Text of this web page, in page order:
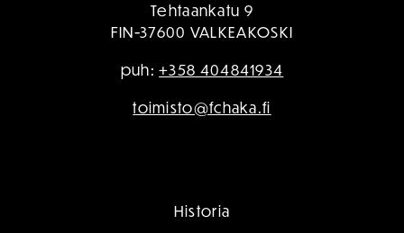
Tehtaankatu 9
FIN-37600 VALKEAKOSKI
puh:+358 404841934
toimisto@fchaka.fi
Historia